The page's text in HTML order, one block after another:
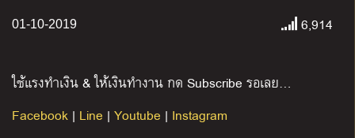
01-10-2019 6,914
ใช้แรงทำเงิน & ให้เงินทำงาน กด Subscribe รอเลย…
Facebook | Line | Youtube | Instagram